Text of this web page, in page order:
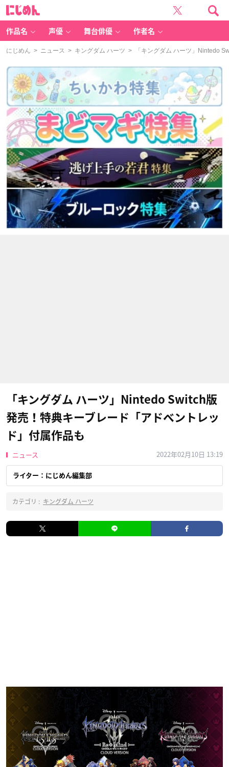
作品名 声優 舞台俳優 作者名
にじめん > ニュース > キングダム ハーツ > 「キングダム ハーツ」Nintedo
「キングダム ハーツ」Nintedo Switch版
発売！特典キーブレード「アドベントレッ
ド」付属作品も
ニュース 2022年02月10日 13:19
ライター：にじめん編集部
カテゴリ : キングダム ハーツ